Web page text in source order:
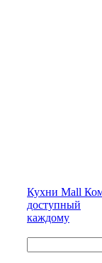
Кухни Mall
доступный
каждому